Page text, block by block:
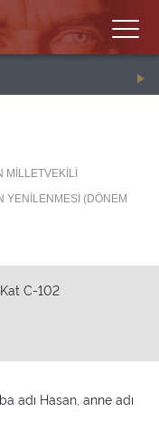
MİLLETVEKİLİ
YENİLENMESİ (DÖNEM
C-102
adı Hasan, anne adı